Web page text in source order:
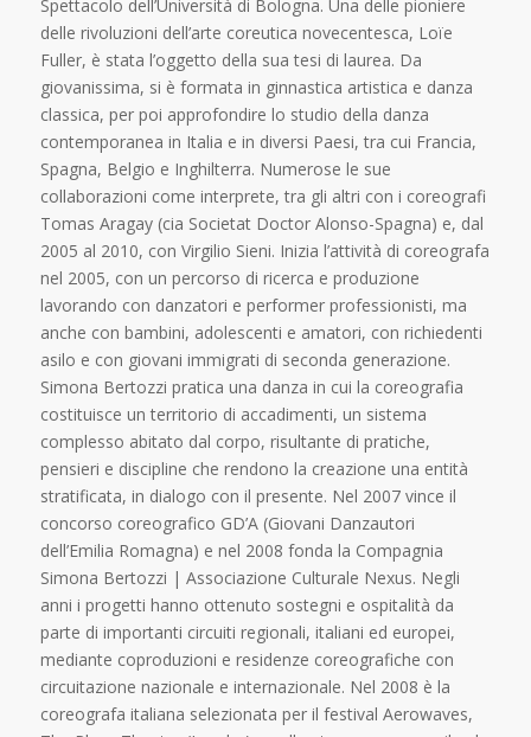
Spettacolo dell’Università di Bologna. Una delle pioniere
delle rivoluzioni dell’arte coreutica novecentesca, Loïe
Fuller, è stata l’oggetto della sua tesi di laurea. Da
giovanissima, si è formata in ginnastica artistica e danza
classica, per poi approfondire lo studio della danza
contemporanea in Italia e in diversi Paesi, tra cui Francia,
Spagna, Belgio e Inghilterra. Numerose le sue
collaborazioni come interprete, tra gli altri con i coreografi
Tomas Aragay (cia Societat Doctor Alonso-Spagna) e, dal
2005 al 2010, con Virgilio Sieni. Inizia l’attività di coreografa
nel 2005, con un percorso di ricerca e produzione
lavorando con danzatori e performer professionisti, ma
anche con bambini, adolescenti e amatori, con richiedenti
asilo e con giovani immigrati di seconda generazione.
Simona Bertozzi pratica una danza in cui la coreografia
costituisce un territorio di accadimenti, un sistema
complesso abitato dal corpo, risultante di pratiche,
pensieri e discipline che rendono la creazione una entità
stratificata, in dialogo con il presente. Nel 2007 vince il
concorso coreografico GD’A (Giovani Danzautori
dell’Emilia Romagna) e nel 2008 fonda la Compagnia
Simona Bertozzi | Associazione Culturale Nexus. Negli
anni i progetti hanno ottenuto sostegni e ospitalità da
parte di importanti circuiti regionali, italiani ed europei,
mediante coproduzioni e residenze coreografiche con
circuitazione nazionale e internazionale. Nel 2008 è la
coreografa italiana selezionata per il festival Aerowaves,